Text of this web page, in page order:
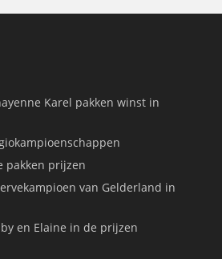
Karel pakken winst in
pakken prijzen
van Gelderland in
en Elaine in de prijzen